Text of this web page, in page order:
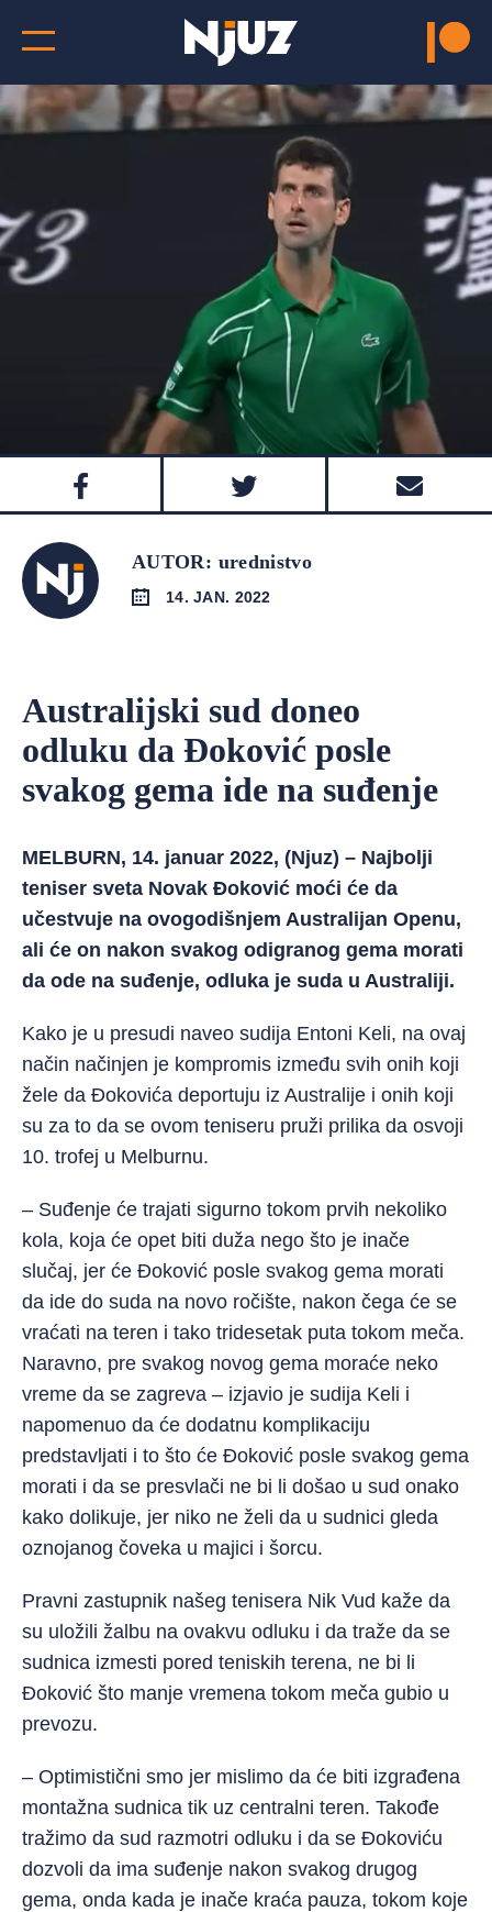
AUTOR: urednistvo
14. JAN. 2022
Australijski sud doneo
odluku da Đoković posle
svakog gema ide na suđenje
MELBURN, 14. januar 2022, (Njuz) – Najbolji
teniser sveta Novak Đoković moći će da
učestvuje na ovogodišnjem Australijan Openu,
ali će on nakon svakog odigranog gema morati
da ode na suđenje, odluka je suda u Australiji.
Kako je u presudi naveo sudija Entoni Keli, na ovaj
način načinjen je kompromis između svih onih koji
žele da Đokovića deportuju iz Australije i onih koji
su za to da se ovom teniseru pruži prilika da osvoji
10. trofej u Melburnu.
– Suđenje će trajati sigurno tokom prvih nekoliko
kola, koja će opet biti duža nego što je inače
slučaj, jer će Đoković posle svakog gema morati
da ide do suda na novo ročište, nakon čega će se
vraćati na teren i tako tridesetak puta tokom meča.
Naravno, pre svakog novog gema moraće neko
vreme da se zagreva – izjavio je sudija Keli i
napomenuo da će dodatnu komplikaciju
predstavljati i to što će Đoković posle svakog gema
morati i da se presvlači ne bi li došao u sud onako
kako dolikuje, jer niko ne želi da u sudnici gleda
oznojanog čoveka u majici i šorcu.
Pravni zastupnik našeg tenisera Nik Vud kaže da
su uložili žalbu na ovakvu odluku i da traže da se
sudnica izmesti pored teniskih terena, ne bi li
Đoković što manje vremena tokom meča gubio u
prevozu.
– Optimistični smo jer mislimo da će biti izgrađena
montažna sudnica tik uz centralni teren. Takođe
tražimo da sud razmotri odluku i da se Đokoviću
dozvoli da ima suđenje nakon svakog drugog
gema, onda kada je inače kraća pauza, tokom koje